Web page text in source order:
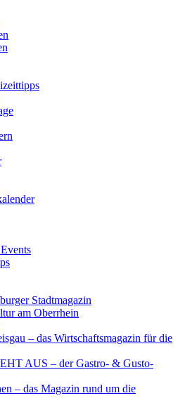
Stadtmagazin
am Oberrhein
– das Wirtschaftsmagazin für die
AUS – der Gastro- & Gusto-
– das Magazin rund um die